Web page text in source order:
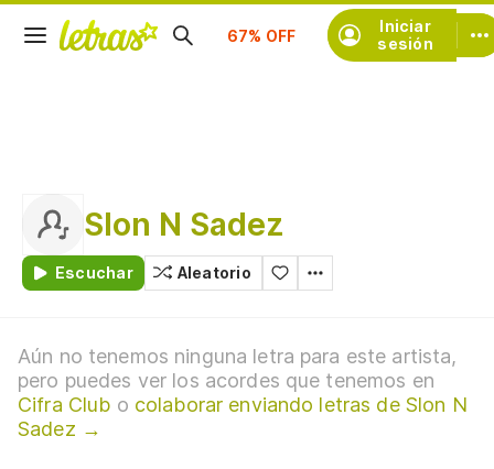
Iniciar
sesión
Suscríbete
Slon N Sadez
Escuchar Aleatorio
Aún no tenemos ninguna letra para este artista,
pero puedes ver los acordes que tenemos en
Cifra Club o colaborar enviando letras de Slon N
Sadez →